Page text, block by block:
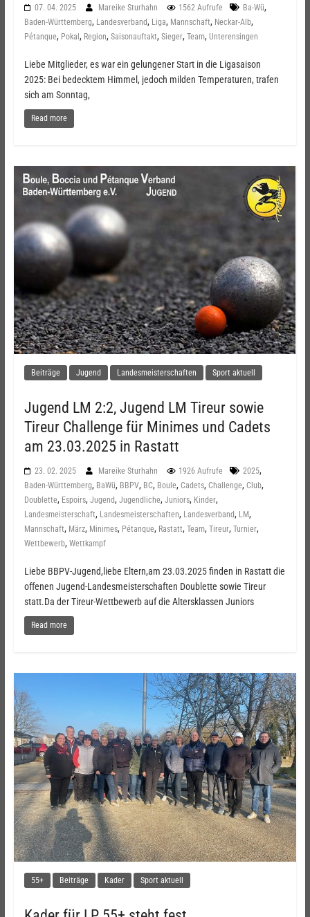
07. 04. 2025 Mareike Sturhahn 1562 Aufrufe Ba-Wü,
Baden-Württemberg, Landesverband, Liga, Mannschaft, Neckar-Alb,
Pétanque, Pokal, Region, Saisonauftakt, Sieger, Team, Unterensingen
Liebe Mitglieder, es war ein gelungener Start in die Ligasaison
2025: Bei bedecktem Himmel, jedoch milden Temperaturen, trafen
sich am Sonntag,
Read more
Beiträge Jugend Landesmeisterschaften Sport aktuell
Jugend LM 2:2, Jugend LM Tireur sowie
Tireur Challenge für Minimes und Cadets
am 23.03.2025 in Rastatt
23. 02. 2025 Mareike Sturhahn 1926 Aufrufe 2025,
Baden-Württemberg, BaWü, BBPV, BC, Boule, Cadets, Challenge, Club,
Doublette, Espoirs, Jugend, Jugendliche, Juniors, Kinder,
Landesmeisterschaft, Landesmeisterschaften, Landesverband, LM,
Mannschaft, März, Minimes, Pétanque, Rastatt, Team, Tireur, Turnier,
Wettbewerb, Wettkampf
Liebe BBPV-Jugend,liebe Eltern,am 23.03.2025 finden in Rastatt die
offenen Jugend-Landesmeisterschaften Doublette sowie Tireur
statt.Da der Tireur-Wettbewerb auf die Altersklassen Juniors
Read more
55+ Beiträge Kader Sport aktuell